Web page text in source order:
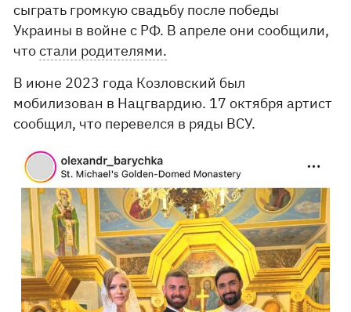
сыграть громкую свадьбу после победы
Украины в войне с РФ. В апреле они сообщили,
чтостали родителями.
В июне 2023 года Козловский был
мобилизован в Нацгвардию. 17 октября артист
сообщил, что перевелся в ряды ВСУ.